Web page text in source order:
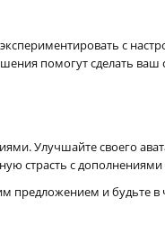
с
помогут сделать
Улучшайте своего
страсть с
предложением и будьте